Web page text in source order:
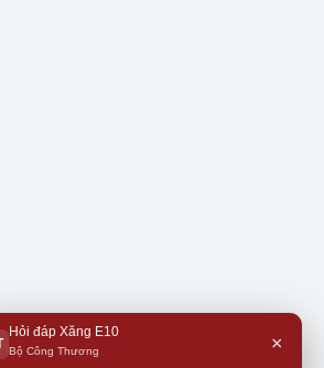
Hỏi đáp Xăng E10
Bộ Công Thương ×